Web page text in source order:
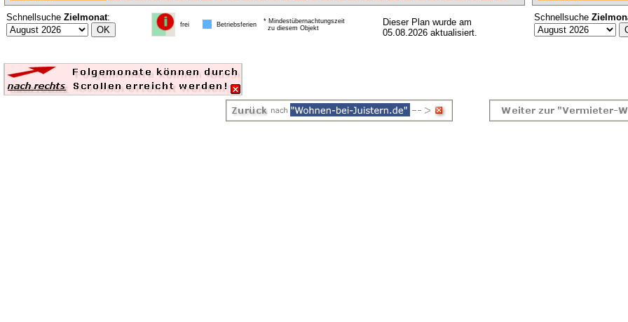
Schnellsuche Zielmonat:
frei Betriebsferien
* Mindestübernachtungszeit
zu diesem Objekt
Dieser Plan wurde am
05.08.2026 aktualisiert.
Schnellsuche